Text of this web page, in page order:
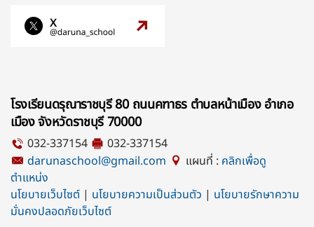
โรงเรียนดรุณาราชบุรี 80 ถนนคฑาธร ตำบลหน้าเมือง อำเภอ
เมือง จังหวัดราชบุรี 70000
032-337154
032-337154
darunaschool@gmail.com
แผนที่ : คลิกเพื่อดู
ตำแหน่ง
นโยบายเว็บไซต์ | นโยบายความเป็นส่วนตัว | นโยบายรักษาความ
มั่นคงปลอดภัยเว็บไซต์